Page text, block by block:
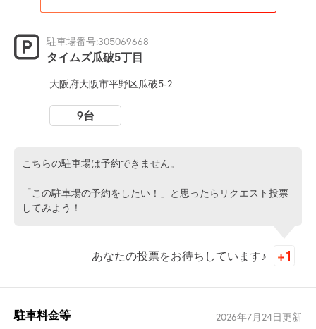
駐車場番号:305069668
タイムズ瓜破5丁目
大阪府大阪市平野区瓜破5-2
9台
こちらの駐車場は予約できません。
「この駐車場の予約をしたい！」と思ったらリクエスト投票
してみよう！
あなたの投票をお待ちしています♪
駐車料金等 2026年7月24日更新